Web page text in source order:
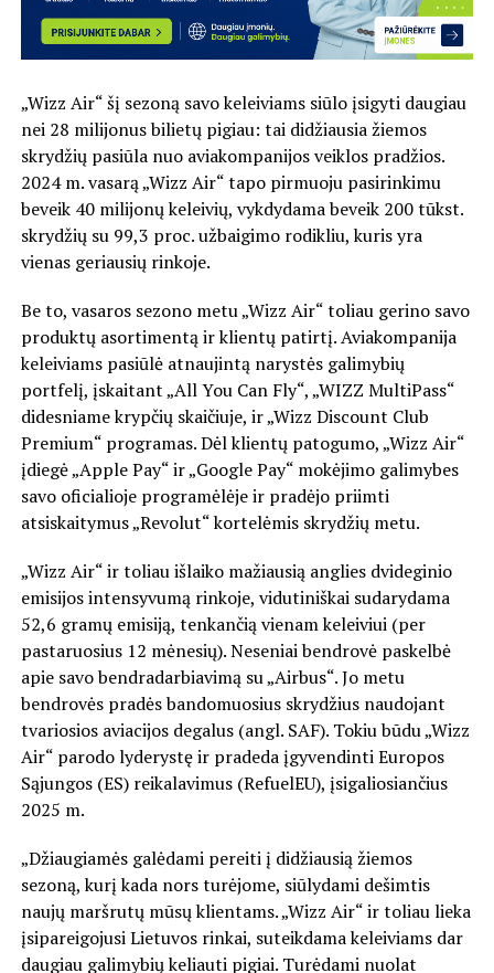
„Wizz Air“ šį sezoną savo keleiviams siūlo įsigyti daugiau
nei 28 milijonus bilietų pigiau: tai didžiausia žiemos
skrydžių pasiūla nuo aviakompanijos veiklos pradžios.
2024 m. vasarą „Wizz Air“ tapo pirmuoju pasirinkimu
beveik 40 milijonų keleivių, vykdydama beveik 200 tūkst.
skrydžių su 99,3 proc. užbaigimo rodikliu, kuris yra
vienas geriausių rinkoje.
Be to, vasaros sezono metu „Wizz Air“ toliau gerino savo
produktų asortimentą ir klientų patirtį. Aviakompanija
keleiviams pasiūlė atnaujintą narystės galimybių
portfelį, įskaitant „All You Can Fly“, „WIZZ MultiPass“
didesniame krypčių skaičiuje, ir „Wizz Discount Club
Premium“ programas. Dėl klientų patogumo, „Wizz Air“
įdiegė „Apple Pay“ ir „Google Pay“ mokėjimo galimybes
savo oficialioje programėlėje ir pradėjo priimti
atsiskaitymus „Revolut“ kortelėmis skrydžių metu.
„Wizz Air“ ir toliau išlaiko mažiausią anglies dvideginio
emisijos intensyvumą rinkoje, vidutiniškai sudarydama
52,6 gramų emisiją, tenkančią vienam keleiviui (per
pastaruosius 12 mėnesių). Neseniai bendrovė paskelbė
apie savo bendradarbiavimą su „Airbus“. Jo metu
bendrovės pradės bandomuosius skrydžius naudojant
tvariosios aviacijos degalus (angl. SAF). Tokiu būdu „Wizz
Air“ parodo lyderystę ir pradeda įgyvendinti Europos
Sąjungos (ES) reikalavimus (RefuelEU), įsigaliosiančius
2025 m.
„Džiaugiamės galėdami pereiti į didžiausią žiemos
sezoną, kurį kada nors turėjome, siūlydami dešimtis
naujų maršrutų mūsų klientams. „Wizz Air“ ir toliau lieka
įsipareigojusi Lietuvos rinkai, suteikdama keleiviams dar
daugiau galimybių keliauti pigiai. Turėdami nuolat